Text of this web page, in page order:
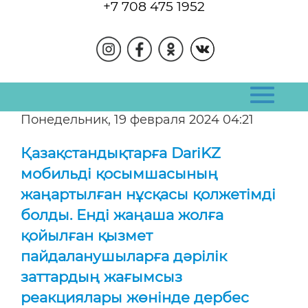
+7 708 475 1952
Понедельник, 19 февраля 2024 04:21
Қазақстандықтарға DariKZ
мобильді қосымшасының
жаңартылған нұсқасы қолжетімді
болды. Енді жаңаша жолға
қойылған қызмет
пайдаланушыларға дәрілік
заттардың жағымсыз
реакциялары жөнінде дербес